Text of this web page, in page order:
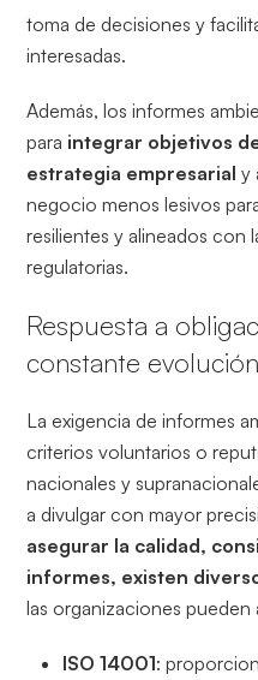
toma de decisiones y
interesadas.
Además, los informes
para integrar objetivos
estrategia empresarialy
negocio menos lesivos
resilientes y alineados con
regulatorias.
Respuesta a
constante evolución
La exigencia de informes
criterios voluntarios o
nacionales y
a divulgar con mayor
asegurar la calidad,
informes, existen
las organizaciones pueden
ISO 14001: